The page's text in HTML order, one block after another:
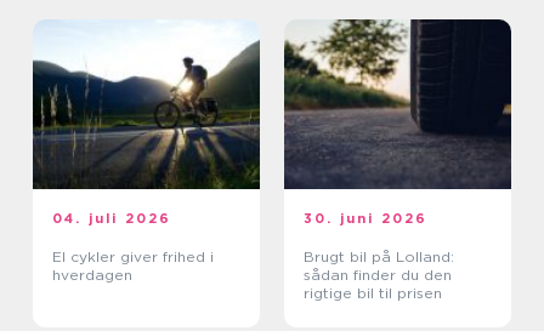
04. juli 2026
El cykler giver frihed i
hverdagen
30. juni 2026
Brugt bil på Lolland:
sådan finder du den
rigtige bil til prisen